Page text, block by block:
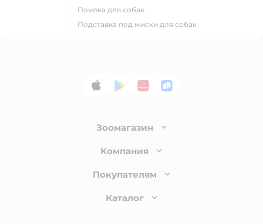
поилка для собак
подставка под миски для собак
App StoreGoogle Play
AppGallery
RuStore
Зоомагазин
Лицензия
Доставка и оплата
Обмен и возврат товара
Компания
О компании
Покупателям
Бонусные карты
Каталог